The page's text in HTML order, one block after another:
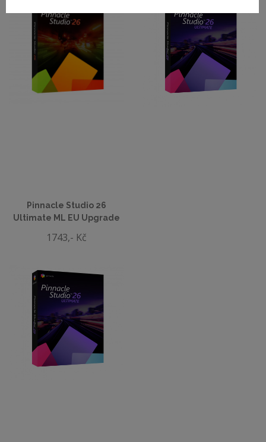
Pinnacle Studio 26
Ultimate ML EU Upgrade
1743,- Kč